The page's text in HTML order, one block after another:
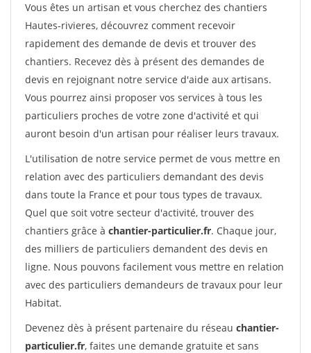
Vous êtes un artisan et vous cherchez des chantiers
Hautes-rivieres, découvrez comment recevoir
rapidement des demande de devis et trouver des
chantiers. Recevez dès à présent des demandes de
devis en rejoignant notre service d'aide aux artisans.
Vous pourrez ainsi proposer vos services à tous les
particuliers proches de votre zone d'activité et qui
auront besoin d'un artisan pour réaliser leurs travaux.
L'utilisation de notre service permet de vous mettre en
relation avec des particuliers demandant des devis
dans toute la France et pour tous types de travaux.
Quel que soit votre secteur d'activité, trouver des
chantiers grâce à chantier-particulier.fr. Chaque jour,
des milliers de particuliers demandent des devis en
ligne. Nous pouvons facilement vous mettre en relation
avec des particuliers demandeurs de travaux pour leur
Habitat.
Devenez dès à présent partenaire du réseau chantier-
particulier.fr, faites une demande gratuite et sans